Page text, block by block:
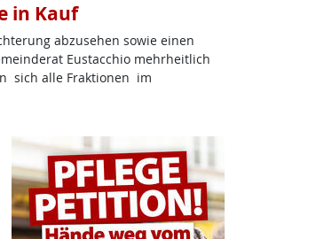
in Kauf
abzusehen sowie einen
Eustacchio mehrheitlich
sich alle Fraktionen im